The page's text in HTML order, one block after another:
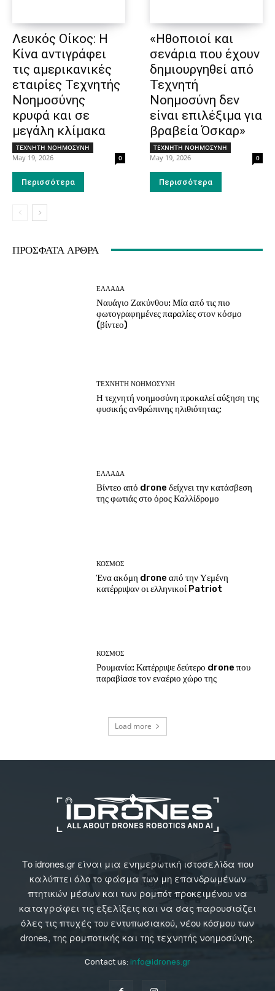
Λευκός Οίκος: Η
Κίνα αντιγράφει
τις αμερικανικές
εταιρίες Τεχνητής
Νοημοσύνης
κρυφά και σε
μεγάλη κλίμακα
ΤΕΧΝΗΤΗ ΝΟΗΜΟΣΥΝΗ
May 19, 2026 0
Περισσότερα
«Ηθοποιοί και
σενάρια που έχουν
δημιουργηθεί από
Τεχνητή
Νοημοσύνη δεν
είναι επιλέξιμα για
βραβεία Όσκαρ»
ΤΕΧΝΗΤΗ ΝΟΗΜΟΣΥΝΗ
May 19, 2026 0
Περισσότερα
ΠΡΟΣΦΑΤΑ ΑΡΘΡΑ
ΕΛΛΑΔΑ
Ναυάγιο Ζακύνθου: Μία από τις πιο
φωτογραφημένες παραλίες στον κόσμο
(βίντεο)
ΤΕΧΝΗΤΗ ΝΟΗΜΟΣΥΝΗ
Η τεχνητή νοημοσύνη προκαλεί αύξηση της
φυσικής ανθρώπινης ηλιθιότητας;
ΕΛΛΑΔΑ
Βίντεο από drone δείχνει την κατάσβεση
της φωτιάς στο όρος Καλλίδρομο
ΚΟΣΜΟΣ
Ένα ακόμη drone από την Υεμένη
κατέρριψαν οι ελληνικοί Patriot
ΚΟΣΜΟΣ
Ρουμανία: Κατέρριψε δεύτερο drone που
παραβίασε τον εναέριο χώρο της
Load more
Το idrones.gr είναι μια ενημερωτική ιστοσελίδα που
καλύπτει όλο το φάσμα των μη επανδρωμένων
πτητικών μέσων και των ρομπότ προκειμένου να
καταγράφει τις εξελίξεις και να σας παρουσιάζει
όλες τις πτυχές του εντυπωσιακού, νέου κόσμου των
drones, της ρομποτικής και της τεχνητής νοημοσύνης.
Contact us: info@idrones.gr